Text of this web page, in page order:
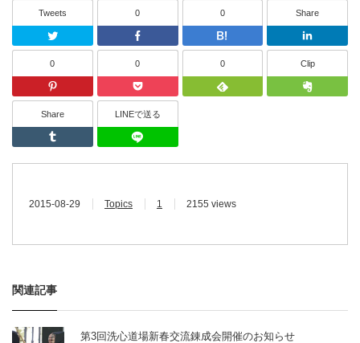
Tweets
Twitter
0
Facebook
0
はてなブッ
Share
0
Pinterest
0
Pocket
0
Feedly
Clip
Share
Tumblr
LINEで送る
2015-08-29 Topics 1 2155 views
関連記事
第3回洗心道場新春交流錬成会開催のお知らせ